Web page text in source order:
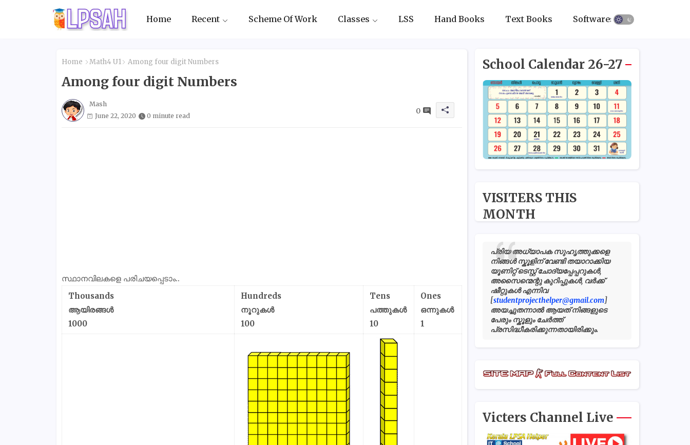
Home Recent Scheme Of Work Classes LSS Hand Books Text Books Softwares
Home Math4 U1 Among four digit Numbers
Among four digit Numbers
Mash
June 22, 2020
0 minute read
0
സ്ഥാനവിലകളെ പരിചയപ്പെടാം..
Thousands
ആയിരങ്ങൾ
1000
Hundreds
നൂറുകൾ
100
Tens
പത്തുകൾ
10
Ones
ഒന്നുകൾ
1
School Calendar 26-27
VISITERS THIS
MONTH
പ്രിയ അധ്യാപക സുഹൃത്തുക്കളെ
നിങ്ങൾ സ്കൂളിന് വേണ്ടി തയാറാക്കിയ
യൂണിറ്റ് ടെസ്റ്റ് ചോദ്യപ്പേപ്പറുകൾ,
അസൈന്മെന്റു കുറിപ്പുകൾ, വർക്ക്
ഷീറ്റുകൾ എന്നിവ
[studentprojecthelper@gmail.com]
അയച്ചുതന്നാൽ ആയത് നിങ്ങളുടെ
പേരും സ്കൂളും ചേർത്ത്
പ്രസിദ്ധീകരിക്കുന്നതായിരിക്കും.
Victers Channel Live